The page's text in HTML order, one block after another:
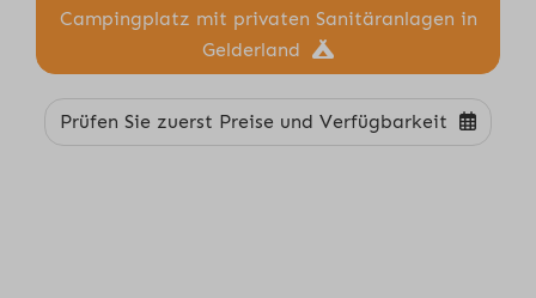
Campingplatz mit privaten Sanitäranlagen in
Gelderland
Prüfen Sie zuerst Preise und Verfügbarkeit